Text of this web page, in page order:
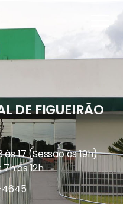
DE FIGUEIRÃO
às 17 (Sessão às 19h) .
às 12h
4645